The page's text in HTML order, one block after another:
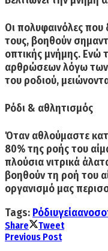
Οιπολυφαινόλεςπου
τους, βοηθούν
οπτικής μνήμης. Ενώ
αρθρώσεων λόγω των
του ροδιού,
Ρόδι & αθλητισμός
Όταν αθλούμαστε
80% της ροής του
πλούσια νιτρικά
βοηθούν τη ροή του
οργανισμό μας
Tags: Ρόδιυγεία
Share
Tweet
Previous Post